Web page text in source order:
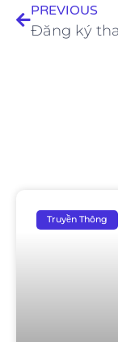
PREVIOUS
Truyền Thông